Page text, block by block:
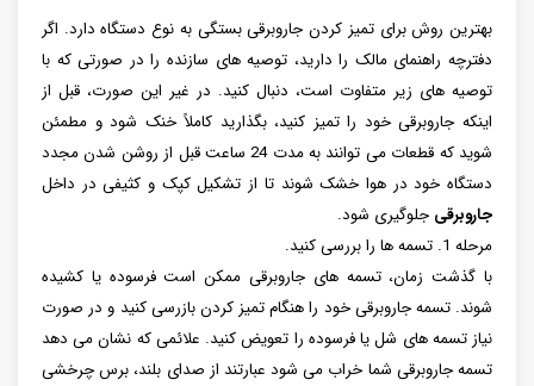
بهترین روش برای تمیز کردن جاروبرقی بستگی به نوع دستگاه دارد. اگر
دفترچه راهنمای مالک را دارید، توصیه‌ های سازنده را در صورتی که با
توصیه ‌های زیر متفاوت است، دنبال کنید. در غیر این صورت، قبل از
اینکه جاروبرقی خود را تمیز کنید، بگذارید کاملاً خنک شود و مطمئن
شوید که قطعات می توانند به مدت 24 ساعت قبل از روشن شدن مجدد
دستگاه خود در هوا خشک شوند تا از تشکیل کپک و کثیفی در داخل
جاروبرقی جلوگیری شود.
مرحله 1. تسمه ها را بررسی کنید.
با گذشت زمان، تسمه های جاروبرقی ممکن است فرسوده یا کشیده
شوند. تسمه جاروبرقی خود را هنگام تمیز کردن بازرسی کنید و در صورت
نیاز تسمه های شل یا فرسوده را تعویض کنید. علائمی که نشان می دهد
تسمه جاروبرقی شما خراب می شود عبارتند از صدای بلند، برس چرخشی